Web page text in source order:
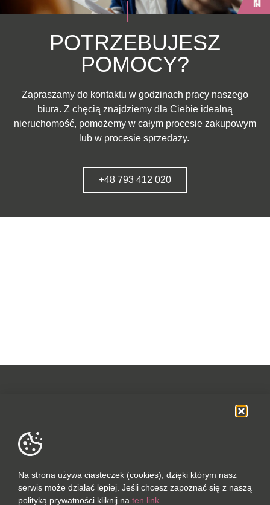
POTRZEBUJESZ
POMOCY?
Zapraszamy do kontaktu w godzinach pracy naszego
biura. Z chęcią znajdziemy dla Ciebie idealną
nieruchomość, pomożemy w całym procesie zakupowym
lub w procesie sprzedaży.
+48 793 412 020
POLUBIONYCH (0 / 10)
SOCIAL MEDIA
DANE FIRMOWE
Na strona używa ciasteczek (cookies), dzięki którym nasz
serwis może działać lepiej. Jeśli chcesz zapoznać się z naszą
polityką prywatności kliknij na ten link.